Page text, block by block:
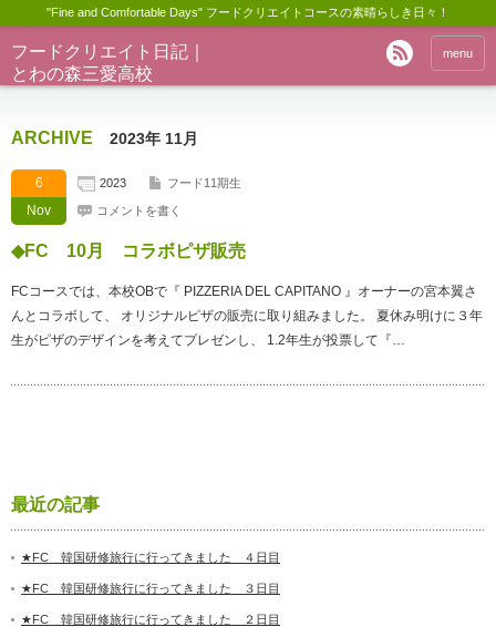
"Fine and Comfortable Days" フードクリエイトコースの素晴らしき日々！
フードクリエイト日記｜
とわの森三愛高校
menu
ARCHIVE 2023年 11月
6
Nov
2023 フード11期生
コメントを書く
◆FC 10月 コラボピザ販売
FCコースでは、本校OBで『 PIZZERIA DEL CAPITANO 』オーナーの宮本翼さ
んとコラボして、 オリジナルピザの販売に取り組みました。 夏休み明けに３年
生がピザのデザインを考えてプレゼンし、 1.2年生が投票して『…
最近の記事
★FC 韓国研修旅行に行ってきました ４日目
★FC 韓国研修旅行に行ってきました ３日目
★FC 韓国研修旅行に行ってきました ２日目